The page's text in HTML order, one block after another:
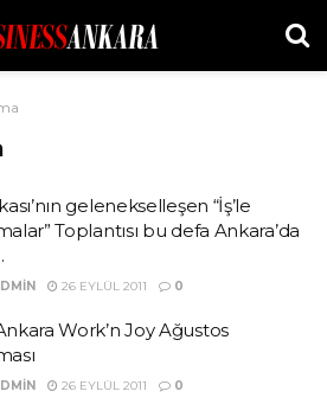
gelenekselleşen “İş’le
Toplantısı bu defa Ankara’da
26 EYLÜL 2011 0
Work’n Joy Ağustos
26 EYLÜL 2011 0